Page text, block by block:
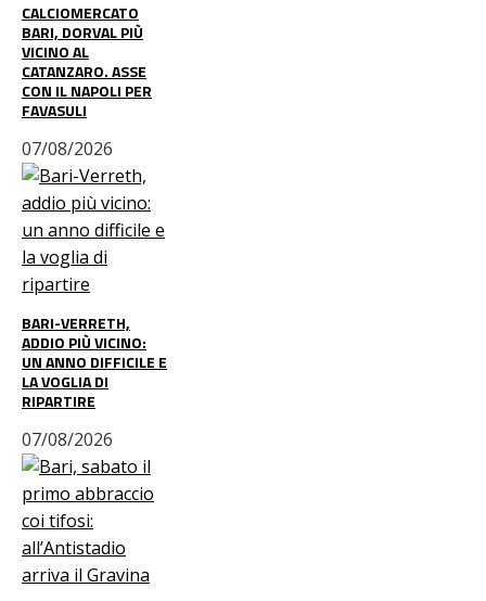
CALCIOMERCATO
BARI, DORVAL PIÙ
VICINO AL
CATANZARO. ASSE
CON IL NAPOLI PER
FAVASULI
07/08/2026
BARI-VERRETH,
ADDIO PIÙ VICINO:
UN ANNO DIFFICILE E
LA VOGLIA DI
RIPARTIRE
07/08/2026